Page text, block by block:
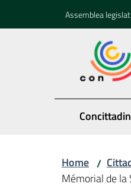
Assemblea
Home /
Mémorial de